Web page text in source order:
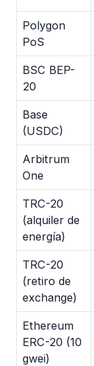
Polygon
PoS
BSC BEP-
20
Base
(USDC)
Arbitrum
One
TRC-20
(alquiler de
energía)
TRC-20
(retiro de
exchange)
Ethereum
ERC-20 (10
gwei)